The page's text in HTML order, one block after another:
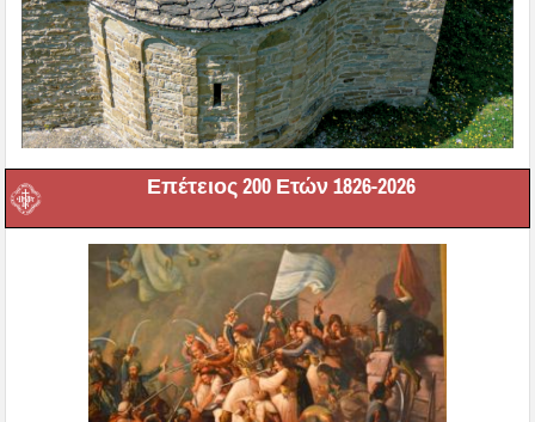
Επέτειος 200 Ετών 1826-2026